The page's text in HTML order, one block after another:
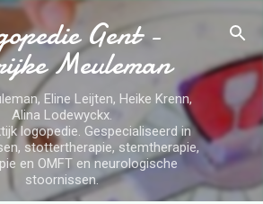
naar hoofdcontent
Gent -
Meuleman
Eline Leijten, Heike Krenn,
Alina Lodewyckx.
logopedie. Gespecialiseerd in
stottertherapie, stemtherapie,
en OMFT en neurologische
stoornissen.